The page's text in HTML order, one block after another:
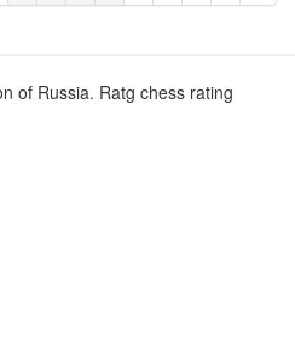
of Russia. Ratg chess rating